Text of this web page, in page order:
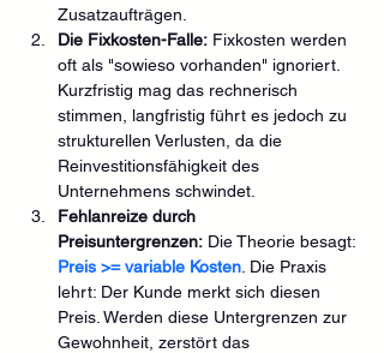
Zusatzaufträgen.
Die Fixkosten-Falle: Fixkosten werden
oft als "sowieso vorhanden" ignoriert.
Kurzfristig mag das rechnerisch
stimmen, langfristig führt es jedoch zu
strukturellen Verlusten, da die
Reinvestitionsfähigkeit des
Unternehmens schwindet.
Fehlanreize durch
Preisuntergrenzen: Die Theorie besagt:
Preis >= variable Kosten . Die Praxis
lehrt: Der Kunde merkt sich diesen
Preis. Werden diese Untergrenzen zur
Gewohnheit, zerstört das